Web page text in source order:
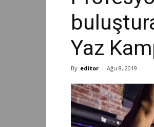
Yaz
By editor - Ağu 8, 2019